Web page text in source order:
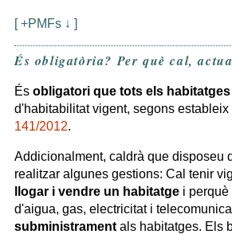
[ +PMFs ↓ ]
És obligatòria? Per què cal,
És obligatori que tots els
d'habitabilitat vigent, segons estableix
141/2012.
Addicionalment, caldrà que disposeu
realitzar algunes gestions: Cal tenir
llogar i vendre un habitatgei perquè
d'aigua, gas, electricitat i
subministramentals habitatges. Els